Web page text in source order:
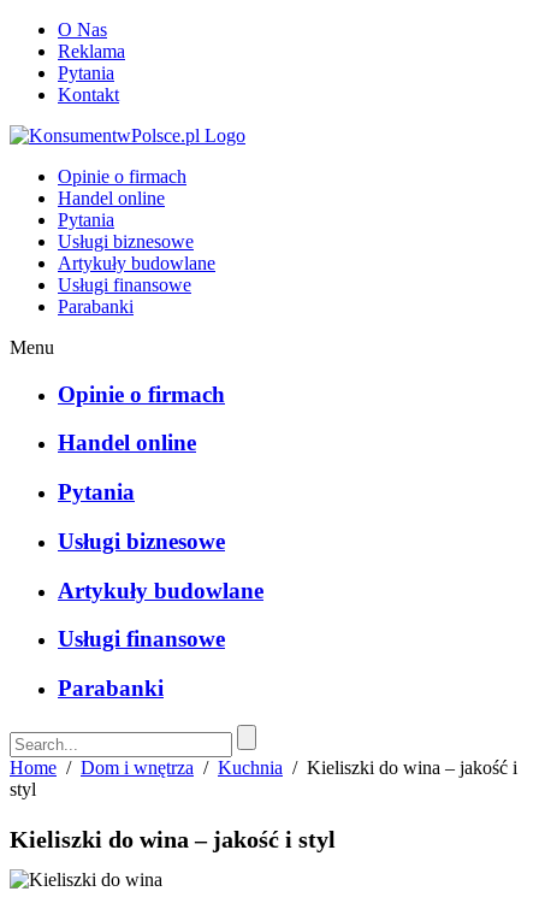
O Nas
Reklama
Pytania
Kontakt
Opinie o firmach
Handel online
Pytania
Usługi biznesowe
Artykuły budowlane
Usługi finansowe
Parabanki
Menu
Opinie o firmach
Handel online
Pytania
Usługi biznesowe
Artykuły budowlane
Usługi finansowe
Parabanki
Home / Dom i wnętrza / Kuchnia / Kieliszki do wina – jakość i
styl
Kieliszki do wina – jakość i styl